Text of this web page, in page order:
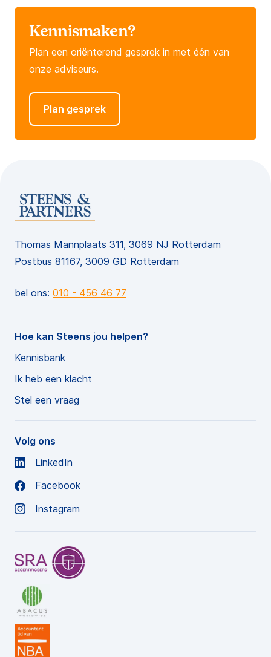
Kennismaken?
Plan een oriënterend gesprek in met één van
onze adviseurs.
Plan gesprek
Thomas Mannplaats 311, 3069 NJ Rotterdam
Postbus 81167, 3009 GD Rotterdam
bel ons: 010 - 456 46 77
Hoe kan Steens jou helpen?
Kennisbank
Ik heb een klacht
Stel een vraag
Volg ons
LinkedIn
Facebook
Instagram